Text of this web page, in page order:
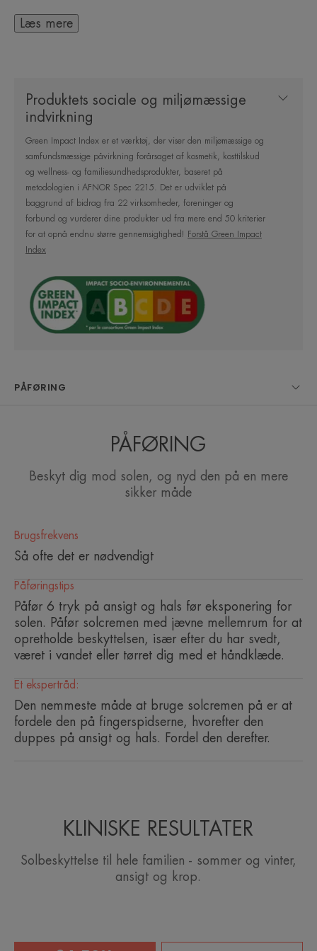
udviklet af Pierre Fabres forskningsafdeling.
der giver en meget bred og stabil UVB- og UVA-
beskyttelse og optimal tolerance.
- Provitamin E (Pre-tocopheryl), som er en kraftig
antioxidant, der beskytter cellerne mod frie
radikaler.
- Avène Termalkildevand, som er kendt for sine
egenskaber.
Den praktiske pumpe gør det nemt for dig at
ET PAR ORD FRA VORES EKSPERT
til sensitiv hud og er beriget med
aktive ingredienser, der hjælper
Fordele
Behagelig anti-age ansigtscreme med meget høj
beskyttelse mod UVB- og UVA-stråler. Den er
tilpasset sensitiv hud og hjælper med at forebygge
• UV-BESKYTTELSE : Fotostabile UVB
• og UVA-filtre, der beskytter mod solens stråler.
• MODVIRKER ALDRING FORÅRSAGET AF
Læs mere
Produktets sociale og miljømæssige
indvirkning
Green Impact Index er et værktøj, der viser den miljømæssige og
samfundsmæssige påvirkning forårsaget af kosmetik, kosttilskud
og wellness- og familiesundhedsprodukter, baseret på
metodologien i AFNOR Spec 2215. Det er udviklet på
baggrund af bidrag fra 22 virksomheder, foreninger og
forbund og vurderer dine produkter ud fra mere end 50 kriterier
for at opnå endnu større gennemsigtighed!
Forstå Green Impact
Index
PÅFØRING
PÅFØRING
Beskyt dig mod solen, og nyd den på en mere
sikker måde
Brugsfrekvens
Så ofte det er nødvendigt
Påføringstips
Påfør 6 tryk på ansigt og hals før eksponering for
solen. Påfør solcremen med jævne mellemrum for at
opretholde beskyttelsen, især efter du har svedt,
været i vandet eller tørret dig med et håndklæde.
Et ekspertråd:
Den nemmeste måde at bruge solcremen på er at
fordele den på fingerspidserne, hvorefter den
duppes på ansigt og hals. Fordel den derefter.
KLINISKE RESULTATER
Solbeskyttelse til hele familien - sommer og vinter,
ansigt og krop.